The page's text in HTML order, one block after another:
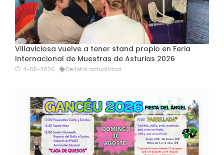
Villaviciosa vuelve a tener stand propio en Feria
Internacional de Muestras de Asturias 2026
4-08-2026 De total actualidad